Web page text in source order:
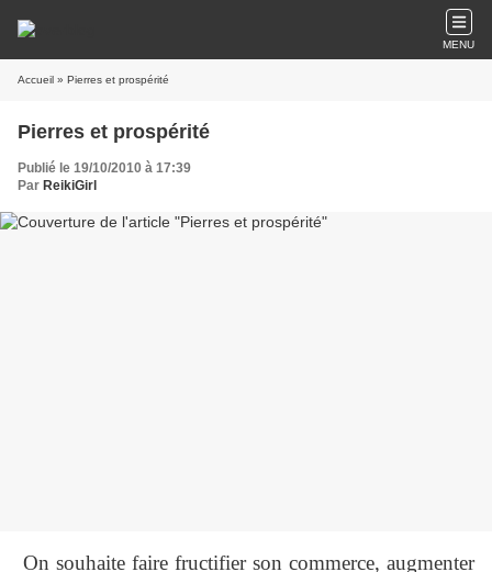
MENU
Accueil » Pierres et prospérité
Pierres et prospérité
Publié le 19/10/2010 à 17:39
Par ReikiGirl
On souhaite faire fructifier son commerce, augmenter